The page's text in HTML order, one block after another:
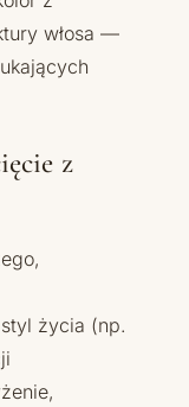
włosa —
z
życia (np.